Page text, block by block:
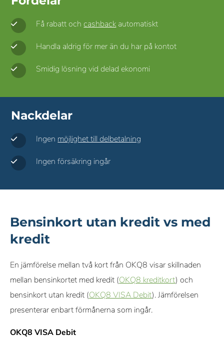
Få rabatt ochcashback automatiskt
Handla aldrig för mer än du har på kontot
Smidig lösning vid delad ekonomi
Nackdelar
Ingen möjlighet till delbetalning
Ingen försäkring ingår
Bensinkort utan kredit vs med
kredit
En jämförelse mellan två kort från OKQ8 visar skillnaden
mellan bensinkortet med kredit (OKQ8 kreditkort) och
bensinkort utan kredit (OKQ8 VISA Debit). Jämförelsen
presenterar enbart förmånerna som ingår.
OKQ8 VISA Debit